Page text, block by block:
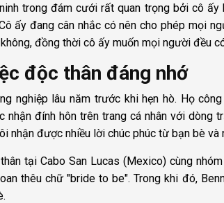
trong đám cưới rất quan trọng bởi cô ấy
ấy đang cân nhắc có nên cho phép mọi
đồng thời cô ấy muốn mọi người đều
độc thân đáng nhớ
nghiệp lâu năm trước khi hẹn hò. Họ
đính hôn trên trang cá nhân với dòng
nhận được nhiều lời chúc phúc từ bạn bè và
tại Cabo San Lucas (Mexico) cùng
thêu chữ "bride to be". Trong khi đó,